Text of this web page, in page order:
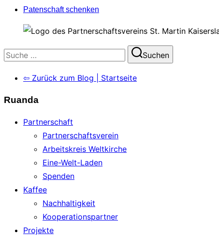
Patenschaft schenken
Suchen
Suchen
⇦ Zurück zum Blog | Startseite
Ruanda
Partnerschaft
Partnerschaftsverein
Arbeitskreis Weltkirche
Eine-Welt-Laden
Spenden
Kaffee
Nachhaltigkeit
Kooperationspartner
Projekte